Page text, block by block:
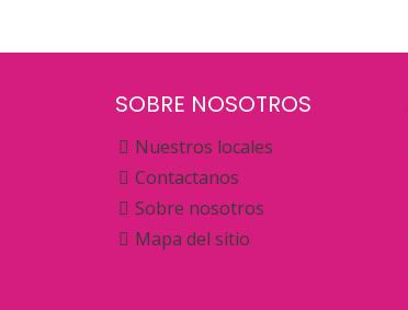
SOBRE NOSOTROS
Nuestros locales
Contactanos
Sobre nosotros
Mapa del sitio